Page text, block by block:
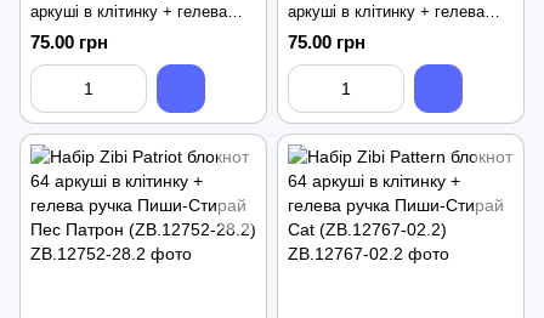
аркуші в клітинку + гелева
ручка Пиши-Стирай Unicorn
(ZB.12721-28.2)
75.00 грн
аркуші в клітинку + гелева
ручка Пиши-Стирай Гусак
(ZB.12752-14.2)
75.00 грн